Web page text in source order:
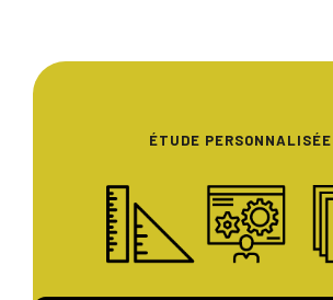
ÉTUDE PERSONNALISÉE